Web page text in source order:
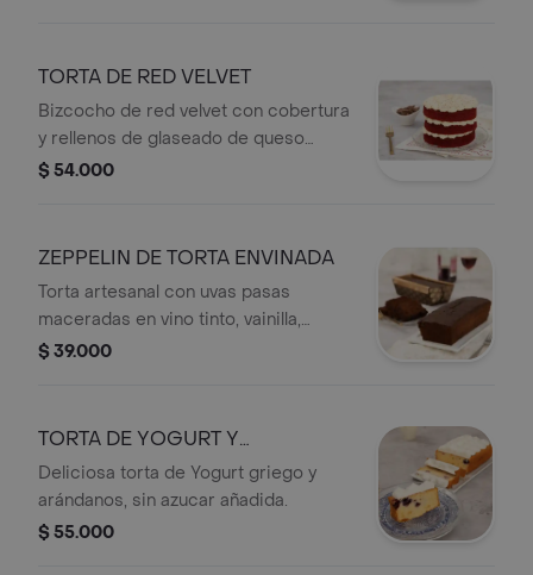
TORTA DE RED VELVET
Bizcocho de red velvet con cobertura
y rellenos de glaseado de queso
crema, equilibrando sus sabores.
$ 54.000
ZEPPELIN DE TORTA ENVINADA
Torta artesanal con uvas pasas
maceradas en vino tinto, vainilla,
canela y especias cálidas.
$ 39.000
TORTA DE YOGURT Y
ARANDANOS
Deliciosa torta de Yogurt griego y
arándanos, sin azucar añadida.
$ 55.000